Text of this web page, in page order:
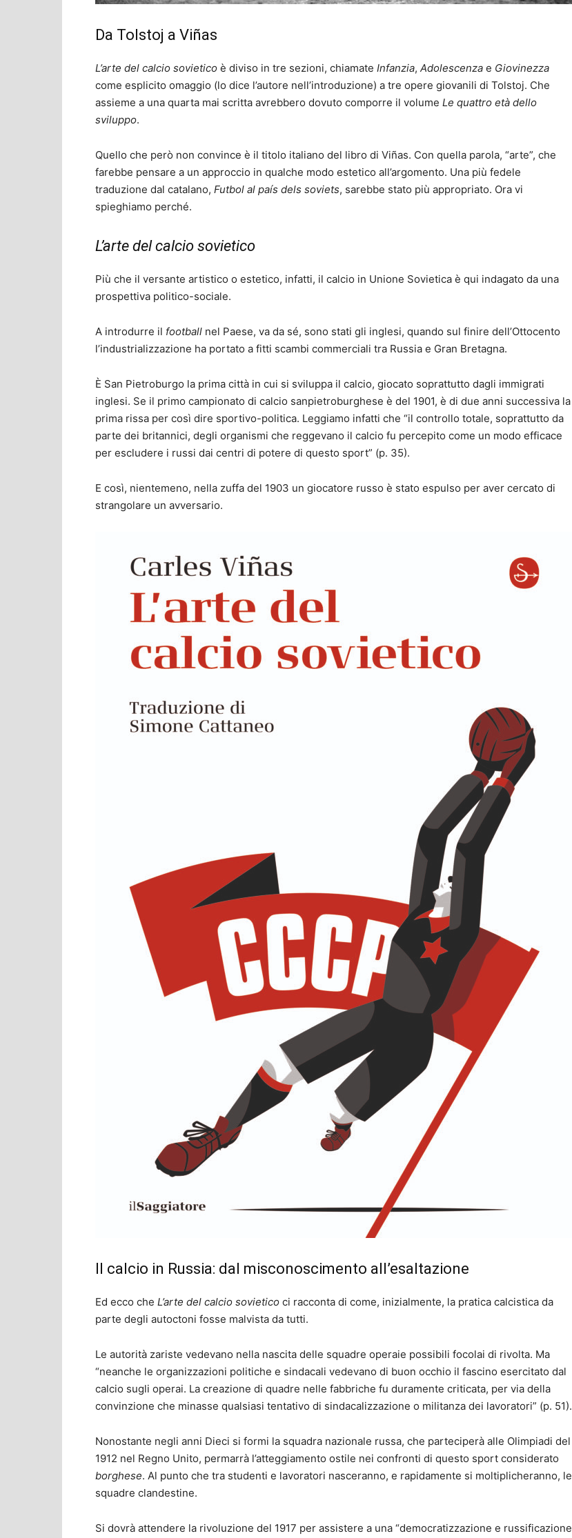
Da Tolstoj a Viñas
L’arte del calcio sovietico è diviso in tre sezioni, chiamate Infanzia, Adolescenza e Giovinezza
come esplicito omaggio (lo dice l’autore nell’introduzione) a tre opere giovanili di Tolstoj. Che
assieme a una quarta mai scritta avrebbero dovuto comporre il volume Le quattro età dello
sviluppo.
Quello che però non convince è il titolo italiano del libro di Viñas. Con quella parola, “arte”, che
farebbe pensare a un approccio in qualche modo estetico all’argomento. Una più fedele
traduzione dal catalano, Futbol al país dels soviets, sarebbe stato più appropriato. Ora vi
spieghiamo perché.
L’arte del calcio sovietico
Più che il versante artistico o estetico, infatti, il calcio in Unione Sovietica è qui indagato da una
prospettiva politico-sociale.
A introdurre il football nel Paese, va da sé, sono stati gli inglesi, quando sul finire dell’Ottocento
l’industrializzazione ha portato a fitti scambi commerciali tra Russia e Gran Bretagna.
È San Pietroburgo la prima città in cui si sviluppa il calcio, giocato soprattutto dagli immigrati
inglesi. Se il primo campionato di calcio sanpietroburghese è del 1901, è di due anni successiva la
prima rissa per così dire sportivo-politica. Leggiamo infatti che “il controllo totale, soprattutto da
parte dei britannici, degli organismi che reggevano il calcio fu percepito come un modo efficace
per escludere i russi dai centri di potere di questo sport” (p. 35).
E così, nientemeno, nella zuffa del 1903 un giocatore russo è stato espulso per aver cercato di
strangolare un avversario.
Il calcio in Russia: dal misconoscimento all’esaltazione
Ed ecco che L’arte del calcio sovietico ci racconta di come, inizialmente, la pratica calcistica da
parte degli autoctoni fosse malvista da tutti.
Le autorità zariste vedevano nella nascita delle squadre operaie possibili focolai di rivolta. Ma
“neanche le organizzazioni politiche e sindacali vedevano di buon occhio il fascino esercitato dal
calcio sugli operai. La creazione di quadre nelle fabbriche fu duramente criticata, per via della
convinzione che minasse qualsiasi tentativo di sindacalizzazione o militanza dei lavoratori” (p. 51).
Nonostante negli anni Dieci si formi la squadra nazionale russa, che parteciperà alle Olimpiadi del
1912 nel Regno Unito, permarrà l’atteggiamento ostile nei confronti di questo sport considerato
borghese. Al punto che tra studenti e lavoratori nasceranno, e rapidamente si moltiplicheranno, le
squadre clandestine.
Si dovrà attendere la rivoluzione del 1917 per assistere a una “democratizzazione e russificazione